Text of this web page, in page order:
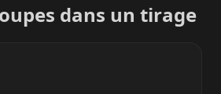
dans un tirage